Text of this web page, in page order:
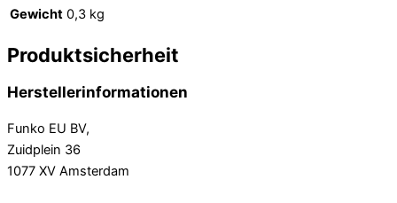
Gewicht 0,3 kg
Produktsicherheit
Herstellerinformationen
Funko EU BV,
Zuidplein 36
1077 XV Amsterdam